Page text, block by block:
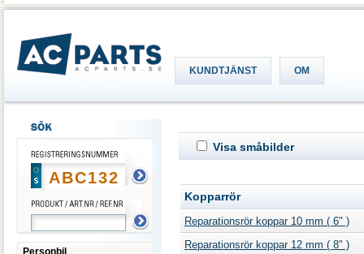
KUNDTJÄNST OM
Personbil
Visa småbilder
Kopparrör
Reparationsrör koppar 10 mm ( 6" )
Reparationsrör koppar 12 mm ( 8" )